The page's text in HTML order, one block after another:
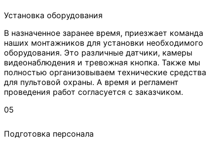
Установка оборудования
В назначенное заранее время, приезжает команда
наших монтажников для установки необходимого
оборудования. Это различные датчики, камеры
видеонаблюдения и тревожная кнопка. Также мы
полностью организовываем технические средства
для пультовой охраны. А время и регламент
проведения работ согласуется с заказчиком.
05
Подготовка персонала